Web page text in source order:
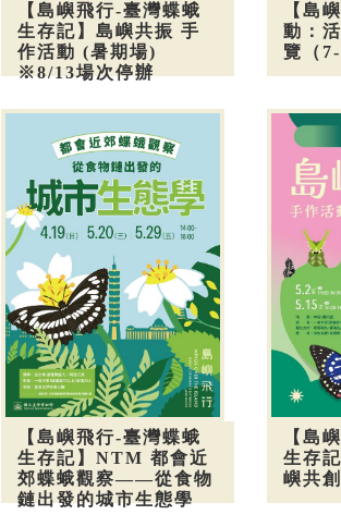
【島嶼飛行-臺灣蝶蛾
生存記】島嶼共振 手
作活動 (暑期場)
※8/13場次停辦
【島
動：
覽（7-
【島嶼飛行-臺灣蝶蛾
生存記】NTM 都會近
郊蝶蛾觀察——從食物
鏈出發的城市生態學
【島
生存
嶼共